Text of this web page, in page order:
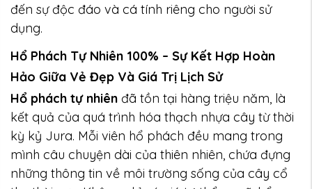
đến sự độc đáo và cá tính riêng cho người sử
dụng.
Hổ Phách Tự Nhiên 100% – Sự Kết Hợp Hoàn
Hảo Giữa Vẻ Đẹp Và Giá Trị Lịch Sử
Hổ phách tự nhiên đã tồn tại hàng triệu năm, là
kết quả của quá trình hóa thạch nhựa cây từ thời
kỳ kỷ Jura. Mỗi viên hổ phách đều mang trong
mình câu chuyện dài của thiên nhiên, chứa đựng
những thông tin về môi trường sống của cây cổ